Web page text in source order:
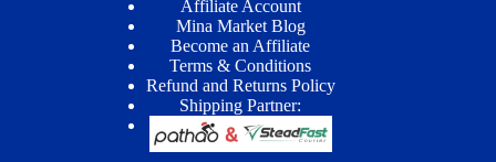
Affiliate Account
Mina Market Blog
Become an Affiliate
Terms & Conditions
Refund and Returns Policy
Shipping Partner: